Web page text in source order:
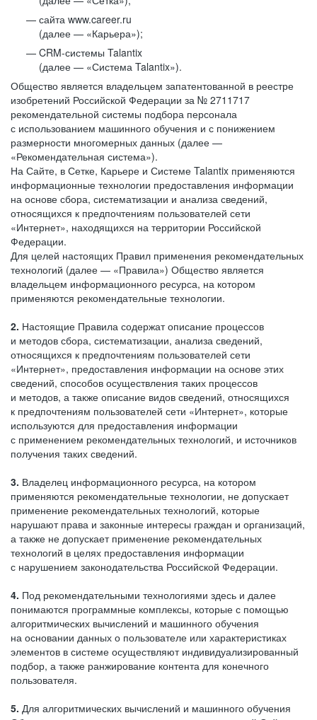
сайта www.career.ru
(далее — «Карьера»);
CRM-системы Talantix
(далее — «Система Talantix»).
Общество является владельцем запатентованной в реестре
изобретений Российской Федерации за № 2711717
рекомендательной системы подбора персонала
с использованием машинного обучения и с понижением
размерности многомерных данных (далее —
«Рекомендательная система»).
На Сайте, в Сетке, Карьере и Системе Talantix применяются
информационные технологии предоставления информации
на основе сбора, систематизации и анализа сведений,
относящихся к предпочтениям пользователей сети
«Интернет», находящихся на территории Российской
Федерации.
Для целей настоящих Правил применения рекомендательных
технологий (далее — «Правила») Общество является
владельцем информационного ресурса, на котором
применяются рекомендательные технологии.
2. Настоящие Правила содержат описание процессов
и методов сбора, систематизации, анализа сведений,
относящихся к предпочтениям пользователей сети
«Интернет», предоставления информации на основе этих
сведений, способов осуществления таких процессов
и методов, а также описание видов сведений, относящихся
к предпочтениям пользователей сети «Интернет», которые
используются для предоставления информации
с применением рекомендательных технологий, и источников
получения таких сведений.
3. Владелец информационного ресурса, на котором
применяются рекомендательные технологии, не допускает
применение рекомендательных технологий, которые
нарушают права и законные интересы граждан и организаций,
а также не допускает применение рекомендательных
технологий в целях предоставления информации
с нарушением законодательства Российской Федерации.
4. Под рекомендательными технологиями здесь и далее
понимаются программные комплексы, которые с помощью
алгоритмических вычислений и машинного обучения
на основании данных о пользователе или характеристиках
элементов в системе осуществляют индивидуализированный
подбор, а также ранжирование контента для конечного
пользователя.
5. Для алгоритмических вычислений и машинного обучения